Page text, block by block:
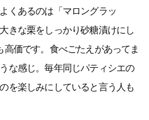
くあるのは「マロングラッ
きな栗をしっかり砂糖漬けにし
価です。食べごたえがあってま
な感じ。毎年同じパティシエの
を楽しみにしていると言う人も